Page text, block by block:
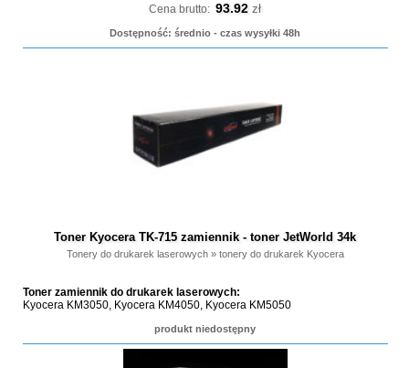
Cena brutto: 93.92 zł
Dostępność: średnio - czas wysyłki 48h
Toner Kyocera TK-715 zamiennik - toner JetWorld 34k
Tonery do drukarek laserowych» tonery do drukarek Kyocera
Toner zamiennik do drukarek laserowych:
Kyocera KM3050, Kyocera KM4050, Kyocera KM5050
produkt niedostępny